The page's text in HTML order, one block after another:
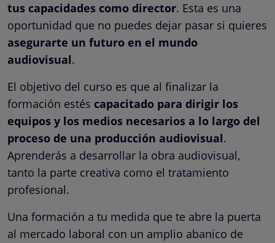
tus capacidades como director. Esta es una
oportunidad que no puedes dejar pasar si quieres
asegurarte un futuro en el mundo
audiovisual.
El objetivo del curso es que al finalizar la
formación estés capacitado para dirigir los
equipos y los medios necesarios a lo largo del
proceso de una producción audiovisual.
Aprenderás a desarrollar la obra audiovisual,
tanto la parte creativa como el tratamiento
profesional.
Una formación a tu medida que te abre la puerta
al mercado laboral con un amplio abanico de